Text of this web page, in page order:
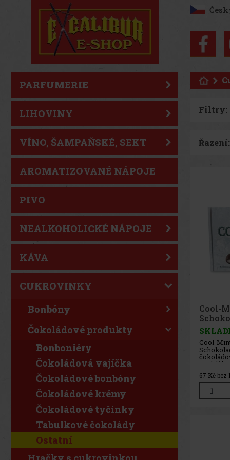
PARFUMERIE
LIHOVINY
VÍNO, ŠAMPAŇSKÉ, SEKT
AROMATIZOVANÉ NÁPOJE
PIVO
NEALKOHOLICKÉ NÁPOJE
KÁVA
CUKROVINKY
Bonbóny
Čokoládové produkty
Bonboniéry
Čokoládová vajíčka
Čokoládové bonbóny
Čokoládové krémy
Čokoládové tyčinky
Tabulkové čokolády
Ostatní
Filtry:
Řazení:
Cool-
Cool-
spojují
peprné
kousku
dodává
67 Kč bez